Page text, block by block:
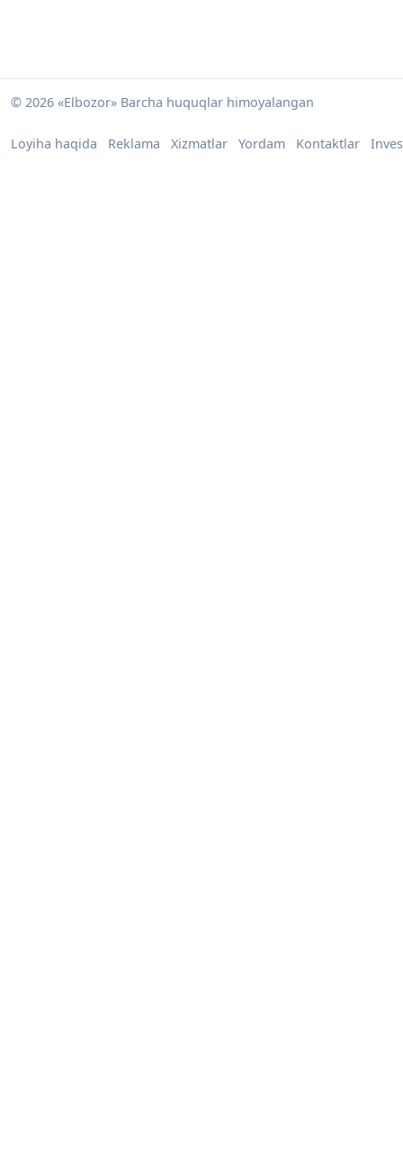
© 2026 «Elbozor» Barcha huquqlar himoyalangan
Loyiha haqida Reklama Xizmatlar Yordam Kontaktlar